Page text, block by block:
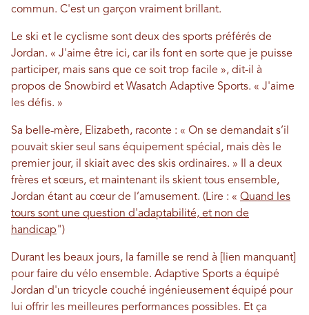
commun. C'est un garçon vraiment brillant.
Le ski et le cyclisme sont deux des sports préférés de
Jordan. « J'aime être ici, car ils font en sorte que je puisse
participer, mais sans que ce soit trop facile », dit-il à
propos de Snowbird et Wasatch Adaptive Sports. « J'aime
les défis. »
Sa belle-mère, Elizabeth, raconte : « On se demandait s’il
pouvait skier seul sans équipement spécial, mais dès le
premier jour, il skiait avec des skis ordinaires. » Il a deux
frères et sœurs, et maintenant ils skient tous ensemble,
Jordan étant au cœur de l’amusement. (Lire : « Quand les
tours sont une question d'adaptabilité, et non de
handicap")
Durant les beaux jours, la famille se rend à [lien manquant]
pour faire du vélo ensemble. Adaptive Sports a équipé
Jordan d'un tricycle couché ingénieusement équipé pour
lui offrir les meilleures performances possibles. Et ça